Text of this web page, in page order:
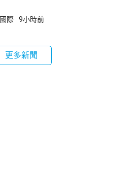
國際 9小時前
更多新聞